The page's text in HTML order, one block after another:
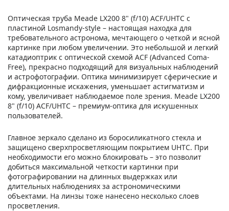
Оптическая труба Meade LX200 8" (f/10) ACF/UHTC с
пластиной Losmandy-style – настоящая находка для
требовательного астронома, мечтающего о четкой и ясной
картинке при любом увеличении. Это небольшой и легкий
катадиоптрик с оптической схемой ACF (Advanced Coma-
Free), прекрасно подходящий для визуальных наблюдений
и астрофотографии. Оптика минимизирует сферические и
дифракционные искажения, уменьшает астигматизм и
кому, увеличивает наблюдаемое поле зрения. Meade LX200
8" (f/10) ACF/UHTC – премиум-оптика для искушенных
пользователей.
Главное зеркало сделано из боросиликатного стекла и
защищено сверхпросветляющим покрытием UHTC. При
необходимости его можно блокировать – это позволит
добиться максимальной четкости картинки при
фотографировании на длинных выдержках или
длительных наблюдениях за астрономическими
объектами. На линзы тоже нанесено несколько слоев
просветления.